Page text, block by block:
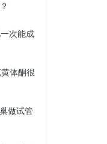
次能成
体酮很
做试管